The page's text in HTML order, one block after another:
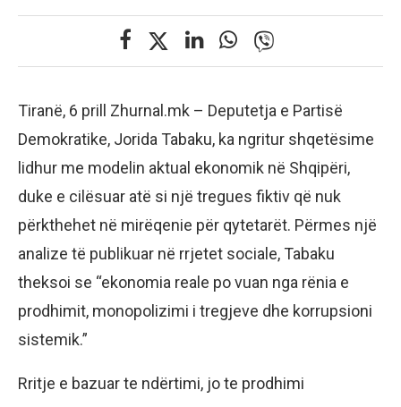
Tiranë, 6 prill Zhurnal.mk – Deputetja e Partisë
Demokratike, Jorida Tabaku, ka ngritur shqetësime
lidhur me modelin aktual ekonomik në Shqipëri,
duke e cilësuar atë si një tregues fiktiv që nuk
përkthehet në mirëqenie për qytetarët. Përmes një
analize të publikuar në rrjetet sociale, Tabaku
theksoi se “ekonomia reale po vuan nga rënia e
prodhimit, monopolizimi i tregjeve dhe korrupsioni
sistemik.”
Rritje e bazuar te ndërtimi, jo te prodhimi